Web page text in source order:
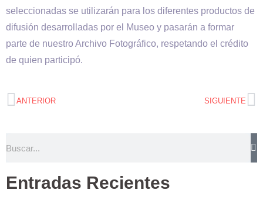
seleccionadas se utilizarán para los diferentes productos de
difusión desarrolladas por el Museo y pasarán a formar
parte de nuestro Archivo Fotográfico, respetando el crédito
de quien participó.
ANTERIOR SIGUIENTE
Entradas Recientes